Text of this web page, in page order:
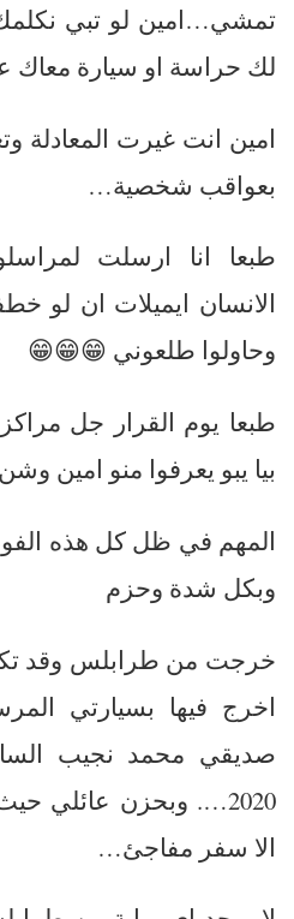
تمشي…امين لو تبي نكلمك
لك حراسة او سيارة معاك
امين انت غيرت المعادلة
بعواقب شخصية…
طبعا انا ارسلت
الانسان ايميلات ان لو
وحاولوا طلعوني 😁😁😁
طبعا يوم القرار جل مراكز
بيا يبو يعرفوا منو امين
المهم في ظل كل هذه
وبكل شدة وحزم
خرجت من طرابلس وقد
2020…. وبحزن عائلي
الا سفر مفاجئ…